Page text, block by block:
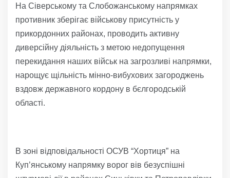
На Сіверському та Слобожанському напрямках
противник зберігає військову присутність у
прикордонних районах, проводить активну
диверсійну діяльність з метою недопущення
перекидання наших військ на загрозливі напрямки,
нарощує щільність мінно-вибухових загороджень
вздовж державного кордону в бєлгородській
області.
В зоні відповідальності ОСУВ “Хортиця” на
Куп’янському напрямку ворог вів безуспішні